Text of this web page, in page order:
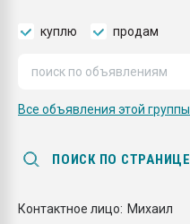
куплю продам
Все объявления этой группы
ПОИСК ПО СТРАНИЦЕ
Контактное лицо: Михаил